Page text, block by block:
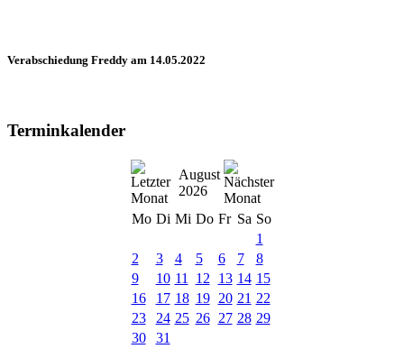
Verabschiedung Freddy am 14.05.2022
Terminkalender
August
2026
Mo Di Mi Do Fr Sa So
1
2
3 4 5 6 7
8
9
10 11 12 13 14 15
16
17 18 19 20 21 22
23
24 25 26 27 28 29
30
31